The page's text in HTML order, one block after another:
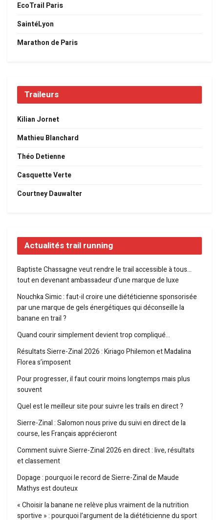
EcoTrail Paris
SaintéLyon
Marathon de Paris
Traileurs
Kilian Jornet
Mathieu Blanchard
Théo Detienne
Casquette Verte
Courtney Dauwalter
Actualités trail running
Baptiste Chassagne veut rendre le trail accessible à tous…
tout en devenant ambassadeur d’une marque de luxe
Nouchka Simic : faut-il croire une diététicienne sponsorisée
par une marque de gels énergétiques qui déconseille la
banane en trail ?
Quand courir simplement devient trop compliqué…
Résultats Sierre-Zinal 2026 : Kiriago Philemon et Madalina
Florea s’imposent
Pour progresser, il faut courir moins longtemps mais plus
souvent
Quel est le meilleur site pour suivre les trails en direct ?
Sierre-Zinal : Salomon nous prive du suivi en direct de la
course, les Français apprécieront
Comment suivre Sierre-Zinal 2026 en direct : live, résultats
et classement
Dopage : pourquoi le record de Sierre-Zinal de Maude
Mathys est douteux
« Choisir la banane ne relève plus vraiment de la nutrition
sportive » : pourquoi l’argument de la diététicienne du sport